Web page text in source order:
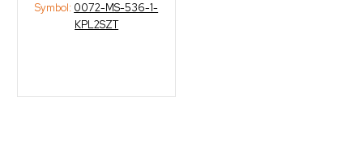
Symbol: 0072-MS-536-1-
KPL2SZT